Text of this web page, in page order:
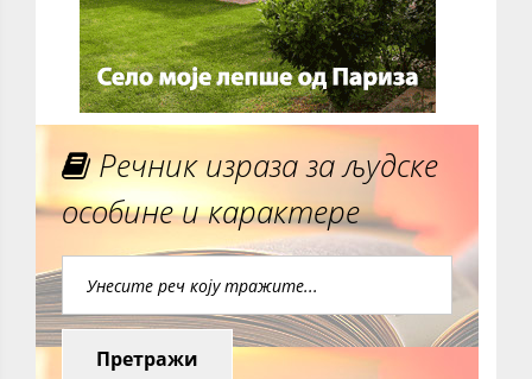
Речник израза за људске
особине и карактере
Претражи